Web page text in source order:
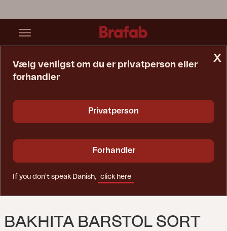
BAKHITA BARSTOL SORT
x
Vælg venligst om du er privatperson eller
forhandler
Privatperson
Forhandler
If you don't speak Danish, click here